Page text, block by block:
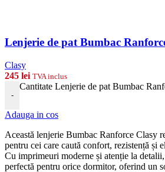
Lenjerie de pat Bumbac
Clasy
245 lei TVA inclus
-
Cantitate Lenjerie de pat Bumbac
Adauga in cos
Această lenjerie Bumbac Ranforce Clasy
pentru cei care caută confort, rezistență și
Cu imprimeuri moderne și atenție la
perfectă pentru orice dormitor, oferind un